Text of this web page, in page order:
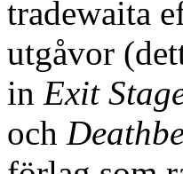
tradewaita
utgåvor
in Exit
och